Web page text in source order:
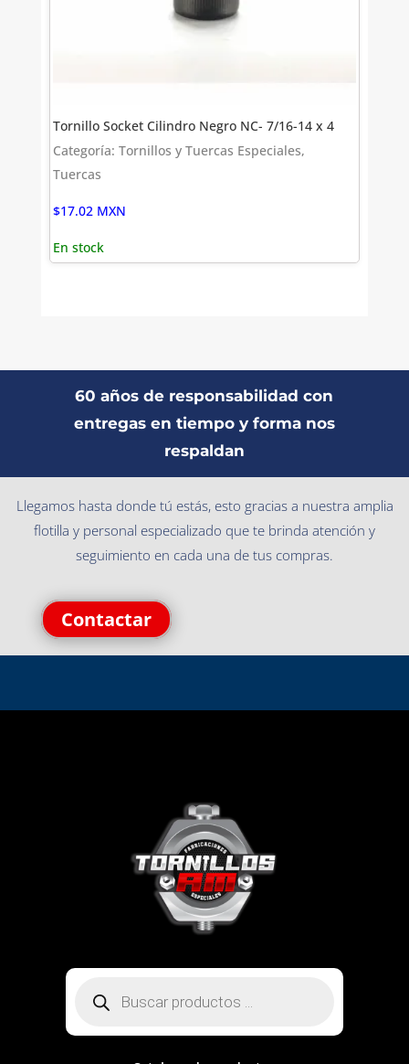
Tornillo Socket Cilindro Negro NC- 7/16-14 x 4
Categoría: Tornillos y Tuercas Especiales,
Tuercas
$17.02 MXN
En stock
60 años de responsabilidad con
entregas en tiempo y forma nos
respaldan
Llegamos hasta donde tú estás, esto gracias a nuestra amplia
flotilla y personal especializado que te brinda atención y
seguimiento en cada una de tus compras.
Contactar
productos